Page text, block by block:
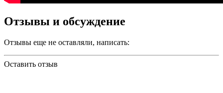
Отзывы и обсуждение
Отзывы еще не оставляли, написать:
Оставить отзыв